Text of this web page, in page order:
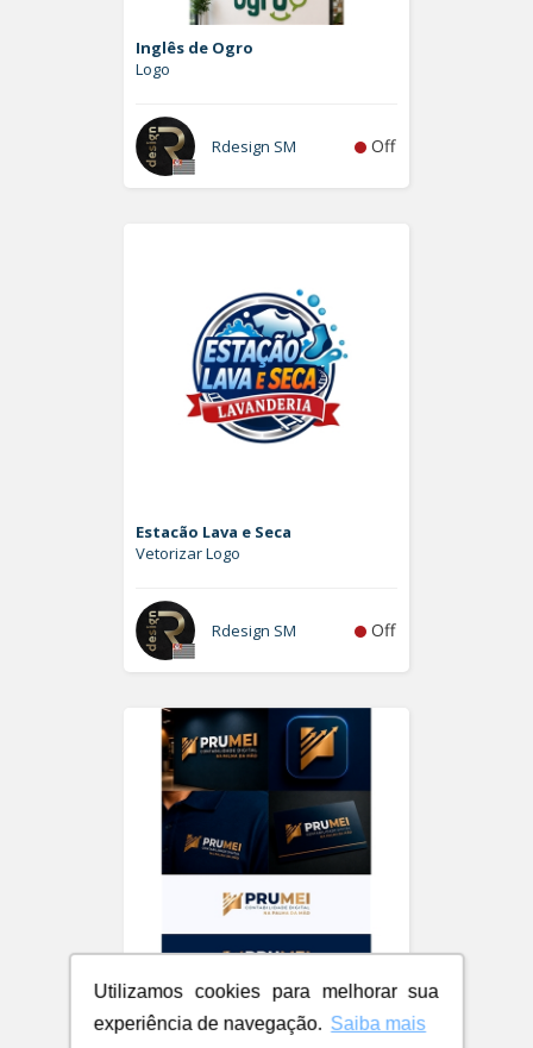
Utilizamos cookies para melhorar sua
experiência de navegação. Saiba mais
Inglês de Ogro
Logo
Rdesign SM Off
Estacão Lava e Seca
Vetorizar Logo
Rdesign SM Off
PRUMEI - Contabilidade Digital
Logo